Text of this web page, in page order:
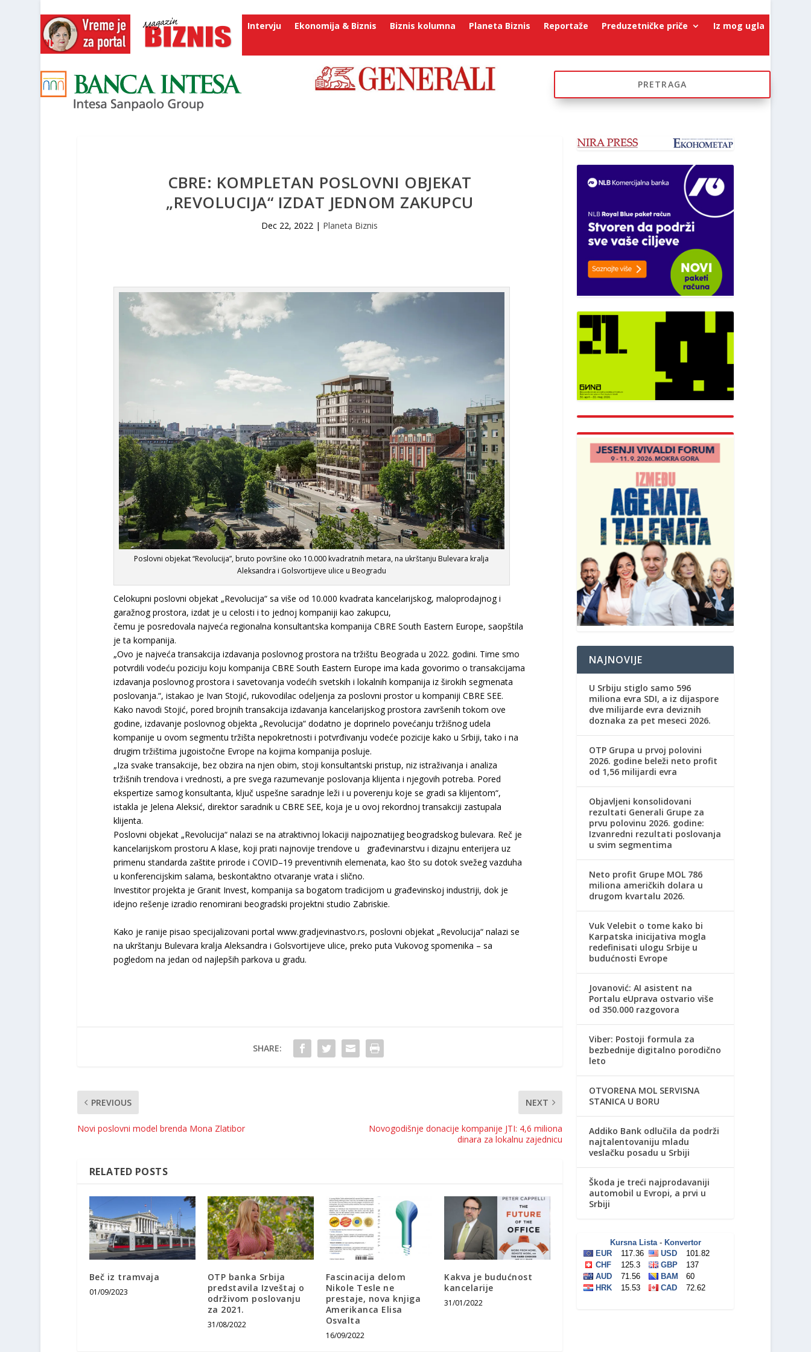
Intervju Ekonomija & Biznis Biznis kolumna Planeta Biznis Reportaže Preduzetničke priče Iz mog ugla
CBRE: KOMPLETAN POSLOVNI OBJEKAT
„REVOLUCIJA“ IZDAT JEDNOM ZAKUPCU
Dec 22, 2022 | Planeta Biznis
Poslovni objekat “Revolucija”, bruto površine oko 10.000 kvadratnih metara, na ukrštanju Bulevara kralja
Aleksandra i Golsvortijeve ulice u Beogradu
Celokupni poslovni objekat „Revolucija“ sa više od 10.000 kvadrata kancelarijskog, maloprodajnog i
garažnog prostora, izdat je u celosti i to jednoj kompaniji kao zakupcu,
čemu je posredovala najveća regionalna konsultantska kompanija CBRE South Eastern Europe, saopštila
je ta kompanija.
„Ovo je najveća transakcija izdavanja poslovnog prostora na tržištu Beograda u 2022. godini. Time smo
potvrdili vodeću poziciju koju kompanija CBRE South Eastern Europe ima kada govorimo o transakcijama
izdavanja poslovnog prostora i savetovanja vodećih svetskih i lokalnih kompanija iz širokih segmenata
poslovanja.“, istakao je Ivan Stojić, rukovodilac odeljenja za poslovni prostor u kompaniji CBRE SEE.
Kako navodi Stojić, pored brojnih transakcija izdavanja kancelarijskog prostora završenih tokom ove
godine, izdavanje poslovnog objekta „Revolucija“ dodatno je doprinelo povećanju tržišnog udela
kompanije u ovom segmentu tržišta nepokretnosti i potvrđivanju vodeće pozicije kako u Srbiji, tako i na
drugim tržištima jugoistočne Evrope na kojima kompanija posluje.
„Iza svake transakcije, bez obzira na njen obim, stoji konsultantski pristup, niz istraživanja i analiza
tržišnih trendova i vrednosti, a pre svega razumevanje poslovanja klijenta i njegovih potreba. Pored
ekspertize samog konsultanta, ključ uspešne saradnje leži i u poverenju koje se gradi sa klijentom“,
istakla je Jelena Aleksić, direktor saradnik u CBRE SEE, koja je u ovoj rekordnoj transakciji zastupala
klijenta.
Poslovni objekat „Revolucija“ nalazi se na atraktivnoj lokaciji najpoznatijeg beogradskog bulevara. Reč je
kancelarijskom prostoru A klase, koji prati najnovije trendove u građevinarstvu i dizajnu enterijera uz
primenu standarda zaštite prirode i COVID–19 preventivnih elemenata, kao što su dotok svežeg vazduha
u konferencijskim salama, beskontaktno otvaranje vrata i slično.
Investitor projekta je Granit Invest, kompanija sa bogatom tradicijom u građevinskoj industriji, dok je
idejno rešenje izradio renomirani beogradski projektni studio Zabriskie.
Kako je ranije pisao specijalizovani portal www.gradjevinastvo.rs, poslovni objekat „Revolucija“ nalazi se
na ukrštanju Bulevara kralja Aleksandra i Golsvortijeve ulice, preko puta Vukovog spomenika – sa
pogledom na jedan od najlepših parkova u gradu.
SHARE:
PREVIOUS
Novi poslovni model brenda Mona Zlatibor
NEXT
Novogodišnje donacije kompanije JTI: 4,6 miliona
dinara za lokalnu zajednicu
RELATED POSTS
Beč iz tramvaja
01/09/2023
OTP banka Srbija
predstavila Izveštaj o
održivom poslovanju
za 2021.
31/08/2022
Fascinacija delom
Nikole Tesle ne
prestaje, nova knjiga
Amerikanca Elisa
Osvalta
16/09/2022
Kakva je budućnost
kancelarije
31/01/2022
NAJNOVIJE
U Srbiju stiglo samo 596
miliona evra SDI, a iz dijaspore
dve milijarde evra deviznih
doznaka za pet meseci 2026.
OTP Grupa u prvoj polovini
2026. godine beleži neto profit
od 1,56 milijardi evra
Objavljeni konsolidovani
rezultati Generali Grupe za
prvu polovinu 2026. godine:
Izvanredni rezultati poslovanja
u svim segmentima
Neto profit Grupe MOL 786
miliona američkih dolara u
drugom kvartalu 2026.
Vuk Velebit o tome kako bi
Karpatska inicijativa mogla
redefinisati ulogu Srbije u
budućnosti Evrope
Jovanović: AI asistent na
Portalu eUprava ostvario više
od 350.000 razgovora
Viber: Postoji formula za
bezbednije digitalno porodično
leto
OTVORENA MOL SERVISNA
STANICA U BORU
Addiko Bank odlučila da podrži
najtalentovaniju mladu
veslačku posadu u Srbiji
Škoda je treći najprodavaniji
automobil u Evropi, a prvi u
Srbiji